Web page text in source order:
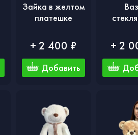
Зайка в желтом
платешке
+ 2 400 ₽
Добавить
+ 2